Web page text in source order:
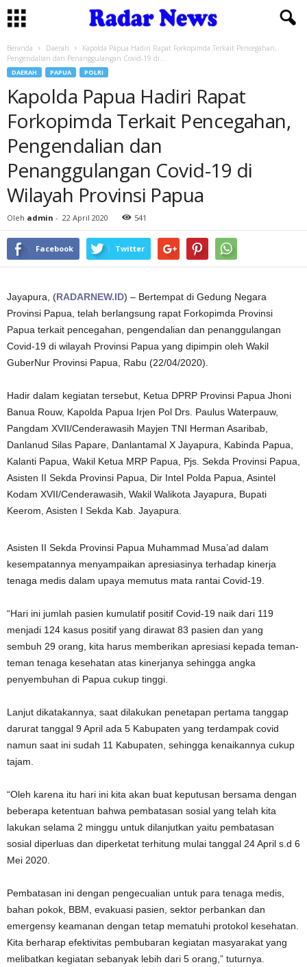
Beranda Daerah
Kapolda Papua Hadiri Rapat Forkopimda Terkait Pencegahan,
Pengendalian dan Penanggulangan Covid-19 di...
DAERAH PAPUA POLRI
Kapolda Papua Hadiri Rapat
Forkopimda Terkait Pencegahan,
Pengendalian dan
Penanggulangan Covid-19 di
Wilayah Provinsi Papua
Oleh admin - 22 April 2020 541
Facebook Twitter
Jayapura, (RADARNEW.ID) – Bertempat di Gedung Negara
Provinsi Papua, telah berlangsung rapat Forkopimda Provinsi
Papua terkait pencegahan, pengendalian dan penanggulangan
Covid-19 di wilayah Provinsi Papua yang dipimpin oleh Wakil
GuberNur Provinsi Papua, Rabu (22/04/2020).
Hadir dalam kegiatan tersebut, Ketua DPRP Provinsi Papua Jhoni
Banua Rouw, Kapolda Papua Irjen Pol Drs. Paulus Waterpauw,
Pangdam XVII/Cenderawasih Mayjen TNI Herman Asaribab,
Danlanud Silas Papare, Danlantamal X Jayapura, Kabinda Papua,
Kalanti Papua, Wakil Ketua MRP Papua, Pjs. Sekda Provinsi Papua,
Asisten II Sekda Provinsi Papua, Dir Intel Polda Papua, Asintel
Kodam XVII/Cenderawasih, Wakil Walikota Jayapura, Bupati
Keerom, Asisten I Sekda Kab. Jayapura.
Asisten II Sekda Provinsi Papua Muhammad Musa’ad dalam
kesempatannya menyampaikan apresiasinya terhadap kinerja
tenaga medis dalam upaya memutus mata rantai Covid-19.
“Hari ini jumlah pasien kumulatif positif Covid-19 naik dari 119
menjadi 124 kasus positif yang dirawat 83 pasien dan yang
sembuh 29 orang, kita harus memberikan apresiasi kepada teman-
teman tenaga kesehatan atas kinerjanya sehingga angka
penyembuhan di Papua cukup tinggi.
Lanjut dikatakannya, saat dilakukan penetapan pertama tanggap
darurat tanggal 9 April ada 5 Kabupaten yang terdampak covid
namun saat ini sudah 11 Kabupaten, sehingga kenaikannya cukup
tajam.
“Oleh karena itu hari ini kita akan buat keputusan bersama dengan
beberapa ketentuan bahwa pembatasan sosial yang telah kita
lakukan selama 2 minggu untuk dilanjutkan yaitu pembatasan
sosial diperluas dan diperketat terhitung mulai tanggal 24 April s.d 6
Mei 2020.
Pembatasan ini dengan pengecualian untuk para tenaga medis,
bahan pokok, BBM, evakuasi pasien, sektor perbankan dan
emergensy keamanan dengan tetap mematuhi protokol kesehatan.
Kita berharap efektivitas pembubaran kegiatan masyarakat yang
melibatkan kegiatan sebanyak lebih dari 5 orang,” tuturnya.